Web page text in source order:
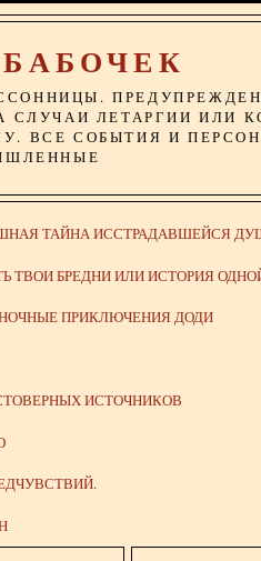
СЛУЧАИ ЛЕТАРГИИ ИЛИ
ВСЕ СОБЫТИЯ И
ТАЙНА ИССТРАДАВШЕЙСЯ
ТВОИ БРЕДНИ ИЛИ ИСТОРИЯ
ПРИКЛЮЧЕНИЯ ДОДИ
ИСТОЧНИКОВ